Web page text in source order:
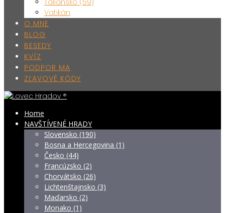
Taliansko (59)
Vatikán
O MNE
BLOG
BESEDY
KVÍZ
PODPOR MA
ZĽAVOVÉ KÓDY
Home
NAVŠTÍVENÉ HRADY
Slovensko (190)
Bosna a Hercegovina (1)
Česko (44)
Francúzsko (2)
Chorvátsko (26)
Lichtenštajnsko (3)
Maďarsko (2)
Monako (1)